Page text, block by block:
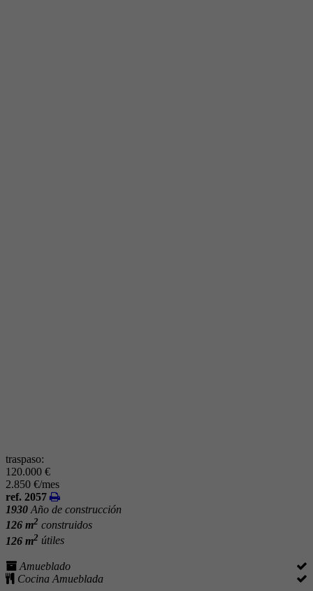
traspaso:
120.000 €
2.850 €/mes
ref. 2057
1930 Año de construcción
126 m2 construidos
126 m2 útiles
Amueblado
Cocina Amueblada